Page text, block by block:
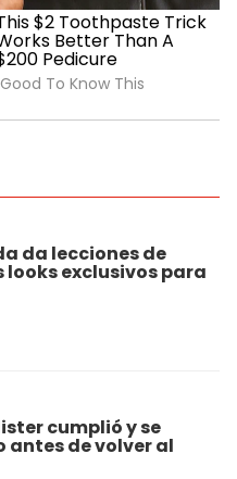
da lecciones de
looks exclusivos para
cumplió y se
antes de volver al